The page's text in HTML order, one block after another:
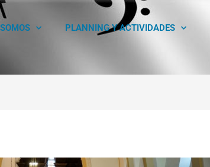
PLANNING Y ACTIVIDADES